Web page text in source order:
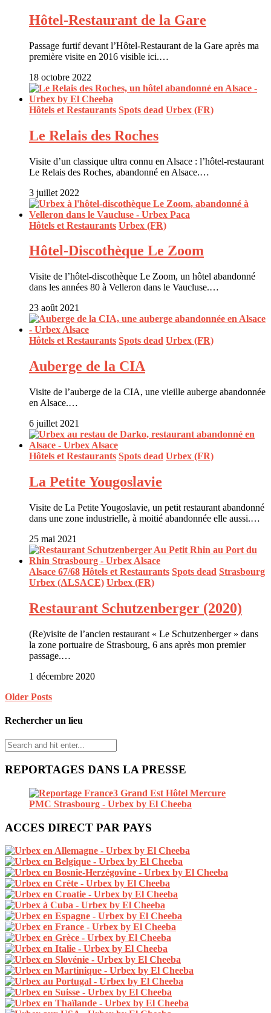
Hôtel-Restaurant de la Gare
Passage furtif devant l’Hôtel-Restaurant de la Gare après ma
première visite en 2016 visible ici.…
18 octobre 2022
Hôtels et Restaurants Spots dead Urbex (FR)
Le Relais des Roches
Visite d’un classique ultra connu en Alsace : l’hôtel-restaurant
Le Relais des Roches, abandonné en Alsace.…
3 juillet 2022
Hôtels et Restaurants Urbex (FR)
Hôtel-Discothèque Le Zoom
Visite de l’hôtel-discothèque Le Zoom, un hôtel abandonné
dans les années 80 à Velleron dans le Vaucluse.…
23 août 2021
Hôtels et Restaurants Spots dead Urbex (FR)
Auberge de la CIA
Visite de l’auberge de la CIA, une vieille auberge abandonnée
en Alsace.…
6 juillet 2021
Hôtels et Restaurants Spots dead Urbex (FR)
La Petite Yougoslavie
Visite de La Petite Yougoslavie, un petit restaurant abandonné
dans une zone industrielle, à moitié abandonnée elle aussi.…
25 mai 2021
Alsace 67/68 Hôtels et Restaurants Spots dead Strasbourg
Urbex (ALSACE) Urbex (FR)
Restaurant Schutzenberger (2020)
(Re)visite de l’ancien restaurant « Le Schutzenberger » dans
la zone portuaire de Strasbourg, 6 ans après mon premier
passage.…
1 décembre 2020
Older Posts
Rechercher un lieu
REPORTAGES DANS LA PRESSE
ACCES DIRECT PAR PAYS